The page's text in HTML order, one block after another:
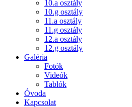
10.a osztály
10.g osztály
11.a osztály
11.g osztály
12.a osztály
12.g osztály
Galéria
Fotók
Videók
Tablók
Óvoda
Kapcsolat